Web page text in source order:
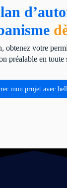
obtenez votre
préalable en toute
mon projet avec